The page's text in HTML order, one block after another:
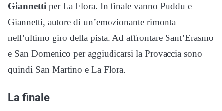
Giannetti per La Flora. In finale vanno Puddu e
Giannetti, autore di un’emozionante rimonta
nell’ultimo giro della pista. Ad affrontare Sant’Erasmo
e San Domenico per aggiudicarsi la Provaccia sono
quindi San Martino e La Flora.
La finale